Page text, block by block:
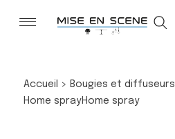
Accueil > Bougies et diffuseurs
Home sprayHome spray